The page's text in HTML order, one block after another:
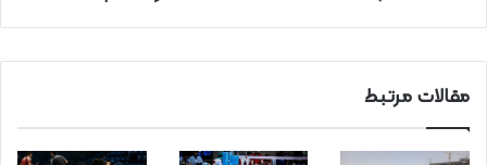
مقالات مرتبط